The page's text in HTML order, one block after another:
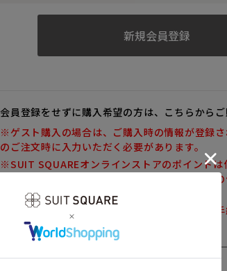
新規会員登録
会員登録をせずに購入希望の方は、こちらからご
※ゲスト購入の場合は、ご購入時の情報が登録
のご注文時に入力いただく必要があります。
※SUIT SQUAREオンラインストアのポイントは
また、ゲスト購入後の会員情報統合・ポイント
しかねます。
※購入履歴の確認、領収書の発行、キャンセル
だけません。